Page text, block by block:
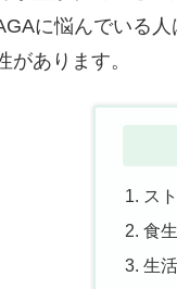
に悩んでいる
があります。
ス
食
生